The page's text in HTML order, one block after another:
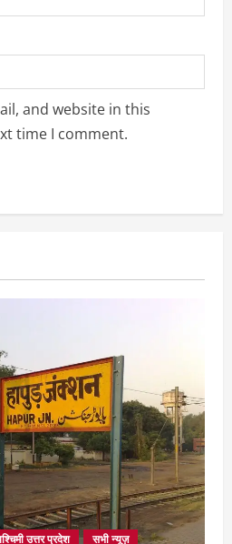
and website in this
time I comment.
उत्तर प्रदेश सभी न्यूज़